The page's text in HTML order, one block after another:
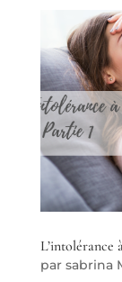
L’intolérance
par sabrina